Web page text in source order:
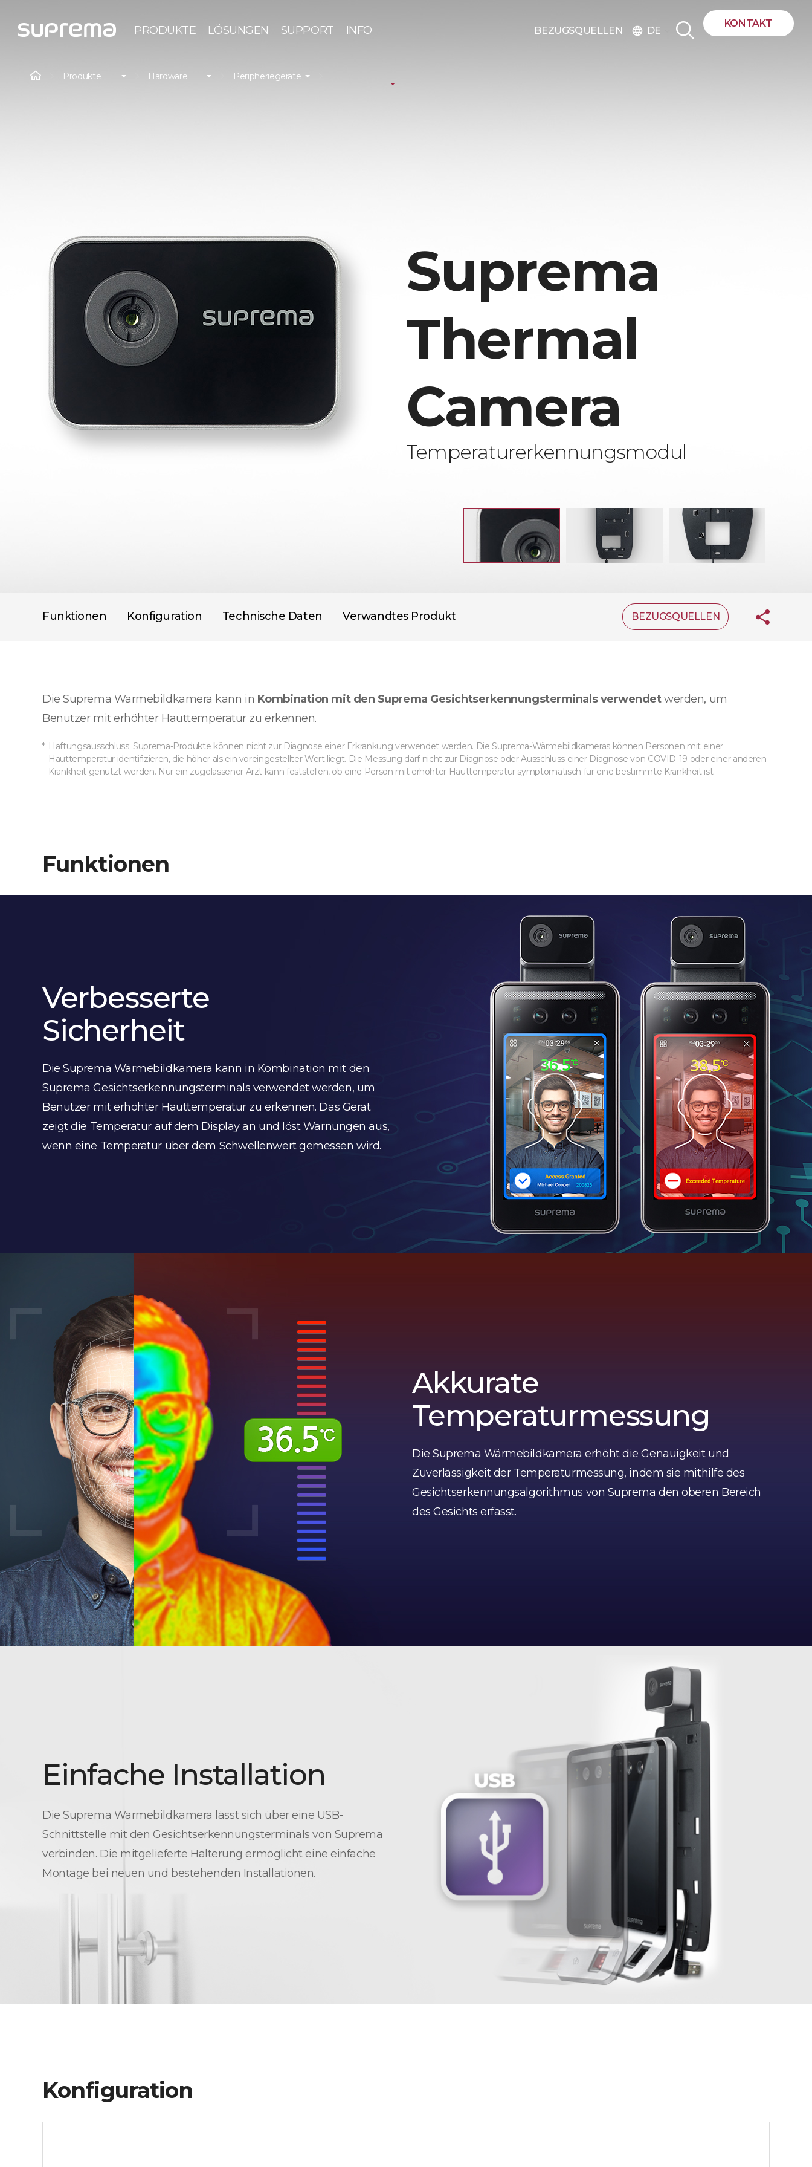
PRODUKTE LÖSUNGEN SUPPORT INFO BEZUGSQUELLEN language DE
KONTAKT
Suprema
Thermal
Camera
Temperaturerkennungsmodul
Produkte Hardware Peripheriegeräte
Funktionen Konfiguration Technische Daten Verwandtes Produkt BEZUGSQUELLEN
Die Suprema Wärmebildkamera kann in Kombination mit den Suprema Gesichtserkennungsterminals verwendetwerden, um
Benutzer mit erhöhter Hauttemperatur zu erkennen.
Haftungsausschluss: Suprema-Produkte können nicht zur Diagnose einer Erkrankung verwendet werden. Die Suprema-Wärmebildkameras können Personen mit einer
Hauttemperatur identifizieren, die höher als ein voreingestellter Wert liegt. Die Messung darf nicht zur Diagnose oder Ausschluss einer Diagnose von COVID-19 oder einer anderen
Krankheit genutzt werden. Nur ein zugelassener Arzt kann feststellen, ob eine Person mit erhöhter Hauttemperatur symptomatisch für eine bestimmte Krankheit ist.
Funktionen
Verbesserte
Sicherheit
Die Suprema Wärmebildkamera kann in Kombination mit den
Suprema Gesichtserkennungsterminals verwendet werden, um
Benutzer mit erhöhter Hauttemperatur zu erkennen. Das Gerät
zeigt die Temperatur auf dem Display an und löst Warnungen aus,
wenn eine Temperatur über dem Schwellenwert gemessen wird.
Akkurate
Temperaturmessung
Die Suprema Wärmebildkamera erhöht die Genauigkeit und
Zuverlässigkeit der Temperaturmessung, indem sie mithilfe des
Gesichtserkennungsalgorithmus von Suprema den oberen Bereich
des Gesichts erfasst.
Einfache Installation
Die Suprema Wärmebildkamera lässt sich über eine USB-
Schnittstelle mit den Gesichtserkennungsterminals von Suprema
verbinden. Die mitgelieferte Halterung ermöglicht eine einfache
Montage bei neuen und bestehenden Installationen.
Konfiguration